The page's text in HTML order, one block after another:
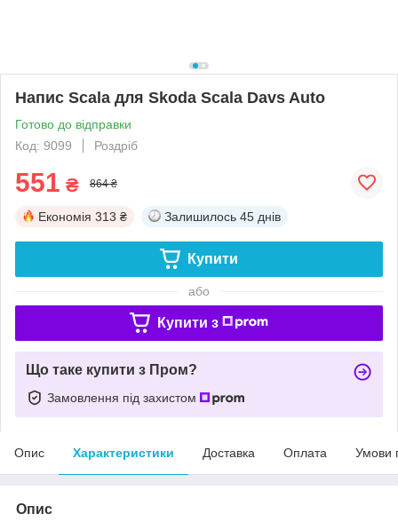
Напис Scala для Skoda Scala Davs Auto
Готово до відправки
Код: 9099
Роздріб
551 ₴ 864 ₴
Економія 313 ₴ Залишилось 45 днів
Купити
або
Купити з
Що таке купити з Пром?
Замовлення під захистом
Опис Характеристики Доставка Оплата Умови
Опис